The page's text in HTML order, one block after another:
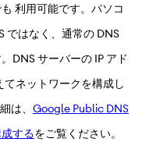
利用可能です。パソコ
ではなく、通常の DNS
DNS サーバーの IP アド
ネットワークを構成し
は、 Google Public DNS
するをご覧ください。